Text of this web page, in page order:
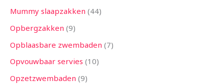
Mummy slaapzakken 44
Opbergzakken 9
Opblaasbare zwembaden 7
Opvouwbaar servies 10
Opzetzwembaden 9